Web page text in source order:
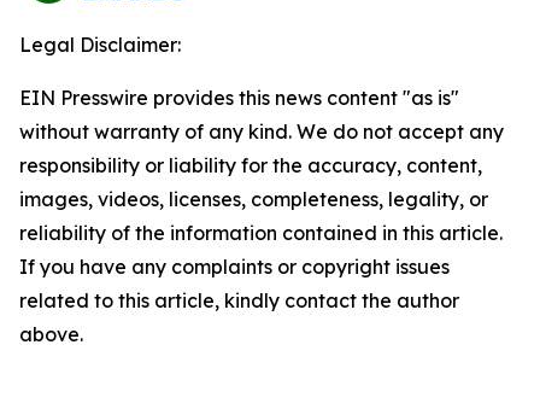
Legal Disclaimer:
EIN Presswire provides this news content "as is"
without warranty of any kind. We do not accept any
responsibility or liability for the accuracy, content,
images, videos, licenses, completeness, legality, or
reliability of the information contained in this article.
If you have any complaints or copyright issues
related to this article, kindly contact the author
above.